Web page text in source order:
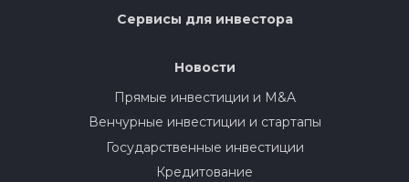
Сервисы для инвестора
Новости
Прямые инвестиции и M&A
Венчурные инвестиции и стартапы
Государственные инвестиции
Кредитование